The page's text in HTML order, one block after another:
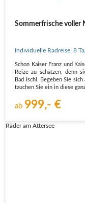
Sommerfrische voller
Individuelle Radreise ,8
Schon Kaiser Franz und
Reize zu schätzen, denn
Bad Ischl. Begeben Sie
tauchen Sie ein in diese
ab 999,- €
Räder am Attersee